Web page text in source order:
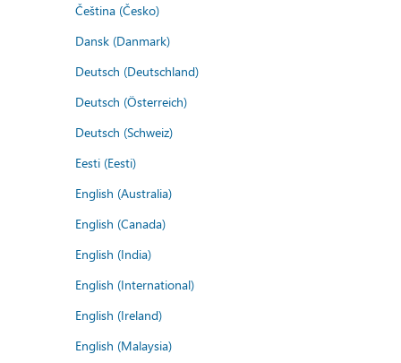
Čeština (Česko)
Dansk (Danmark)
Deutsch (Deutschland)
Deutsch (Österreich)
Deutsch (Schweiz)
Eesti (Eesti)
English (Australia)
English (Canada)
English (India)
English (International)
English (Ireland)
English (Malaysia)